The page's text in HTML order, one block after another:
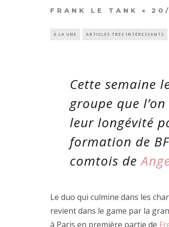
FRANK LE TANK
À LA UNE ARTICLES TRÈS INTÉRESSANTS
Cette semaine
groupe que
leur longévité
formation de
comtois de
Le duo qui culmine dans les
revient dans le game par la
à Paris en première partie de